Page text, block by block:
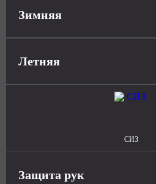
Зимняя
Летняя
СИЗ
Защита рук